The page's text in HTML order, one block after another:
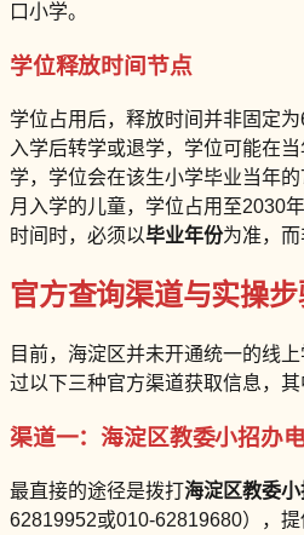
口小学。
学位释放时间节点
学位占用后，释放时间并非固定
入学后转学或退学，学位可能在
学，学位会在该生小学毕业当年
月入学的儿童，学位占用至2030
时间时，必须以毕业年份为准，而
官方查询渠道与实操步
目前，海淀区并未开通统一的线
过以下三种官方渠道获取信息，其
渠道一：海淀区教委小招办
最直接的途径是拨打海淀区教委
62819952或010-62819680），